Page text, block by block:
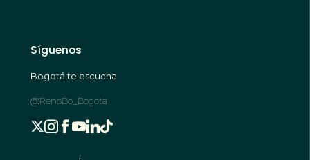
Síguenos
Bogotá te escucha
@RenoBo_Bogota